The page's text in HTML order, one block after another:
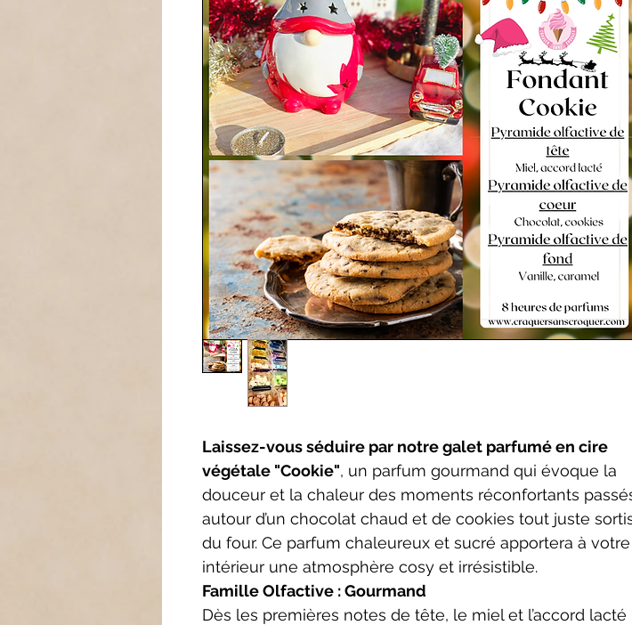
Laissez-vous séduire par notre galet parfumé en cire
végétale "Cookie", un parfum gourmand qui évoque la
douceur et la chaleur des moments réconfortants
autour d’un chocolat chaud et de cookies tout juste
du four. Ce parfum chaleureux et sucré apportera à votre
intérieur une atmosphère cosy et irrésistible.
Famille Olfactive : Gourmand
Dès les premières notes de tête, le miel et l’accord lacté